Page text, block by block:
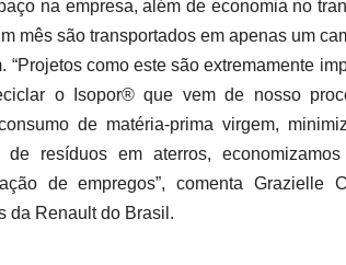
na empresa, além de economia no
mês são transportados em apenas um
como este são extremamente
o Isopor® que vem de nosso
de matéria-prima virgem,
resíduos em aterros, economizamos
de empregos”, comenta Grazielle
da Renault do Brasil.